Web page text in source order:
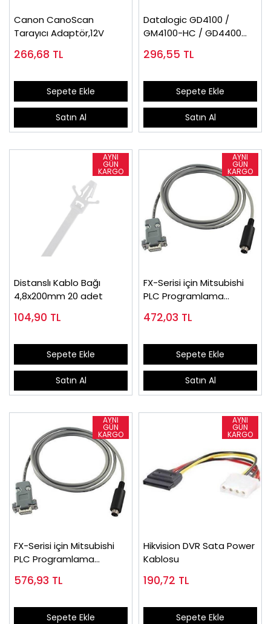
Canon CanoScan
Tarayıcı Adaptör,12V
266,68 TL
Sepete Ekle
Satın Al
Datalogic GD4100 /
GM4100-HC / GD4400
296,55 TL
Sepete Ekle
Satın Al
Distanslı Kablo Bağı
4,8x200mm 20 adet
104,90 TL
Sepete Ekle
Satın Al
FX-Serisi için Mitsubishi
PLC Programlama
472,03 TL
Sepete Ekle
Satın Al
FX-Serisi için Mitsubishi
PLC Programlama
576,93 TL
Sepete Ekle
Hikvision DVR Sata Power
Kablosu
190,72 TL
Sepete Ekle